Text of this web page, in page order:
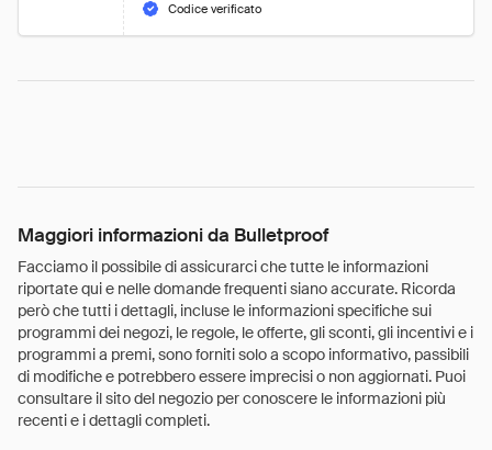
Codice verificato
Maggiori informazioni da Bulletproof
Facciamo il possibile di assicurarci che tutte le informazioni
riportate qui e nelle domande frequenti siano accurate. Ricorda
però che tutti i dettagli, incluse le informazioni specifiche sui
programmi dei negozi, le regole, le offerte, gli sconti, gli incentivi e i
programmi a premi, sono forniti solo a scopo informativo, passibili
di modifiche e potrebbero essere imprecisi o non aggiornati. Puoi
consultare il sito del negozio per conoscere le informazioni più
recenti e i dettagli completi.